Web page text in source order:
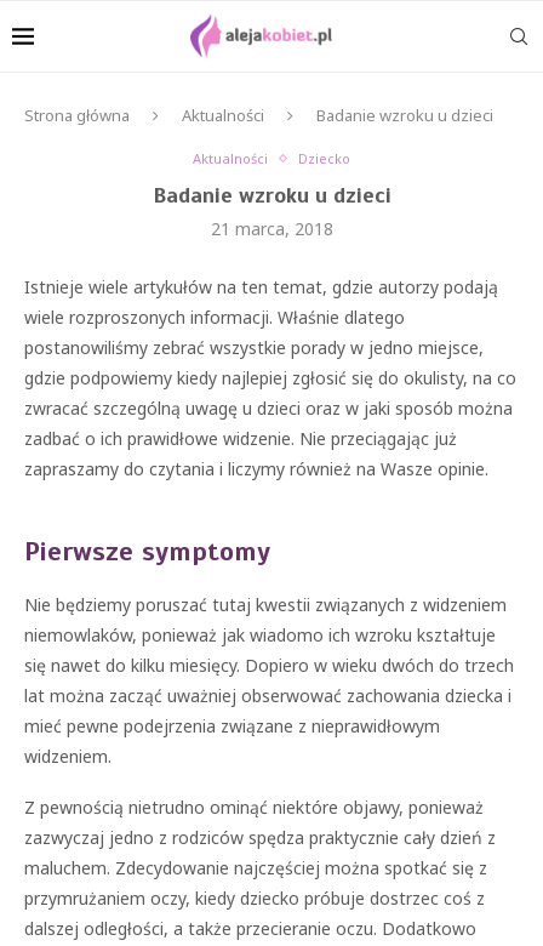
Strona główna Aktualności Badanie wzroku u dzieci
Aktualności Dziecko
Badanie wzroku u dzieci
21 marca, 2018
Istnieje wiele artykułów na ten temat, gdzie autorzy podają
wiele rozproszonych informacji. Właśnie dlatego
postanowiliśmy zebrać wszystkie porady w jedno miejsce,
gdzie podpowiemy kiedy najlepiej zgłosić się do okulisty, na co
zwracać szczególną uwagę u dzieci oraz w jaki sposób można
zadbać o ich prawidłowe widzenie. Nie przeciągając już
zapraszamy do czytania i liczymy również na Wasze opinie.
Pierwsze symptomy
Nie będziemy poruszać tutaj kwestii związanych z widzeniem
niemowlaków, ponieważ jak wiadomo ich wzroku kształtuje
się nawet do kilku miesięcy. Dopiero w wieku dwóch do trzech
lat można zacząć uważniej obserwować zachowania dziecka i
mieć pewne podejrzenia związane z nieprawidłowym
widzeniem.
Z pewnością nietrudno ominąć niektóre objawy, ponieważ
zazwyczaj jedno z rodziców spędza praktycznie cały dzień z
maluchem. Zdecydowanie najczęściej można spotkać się z
przymrużaniem oczy, kiedy dziecko próbuje dostrzec coś z
dalszej odległości, a także przecieranie oczu. Dodatkowo